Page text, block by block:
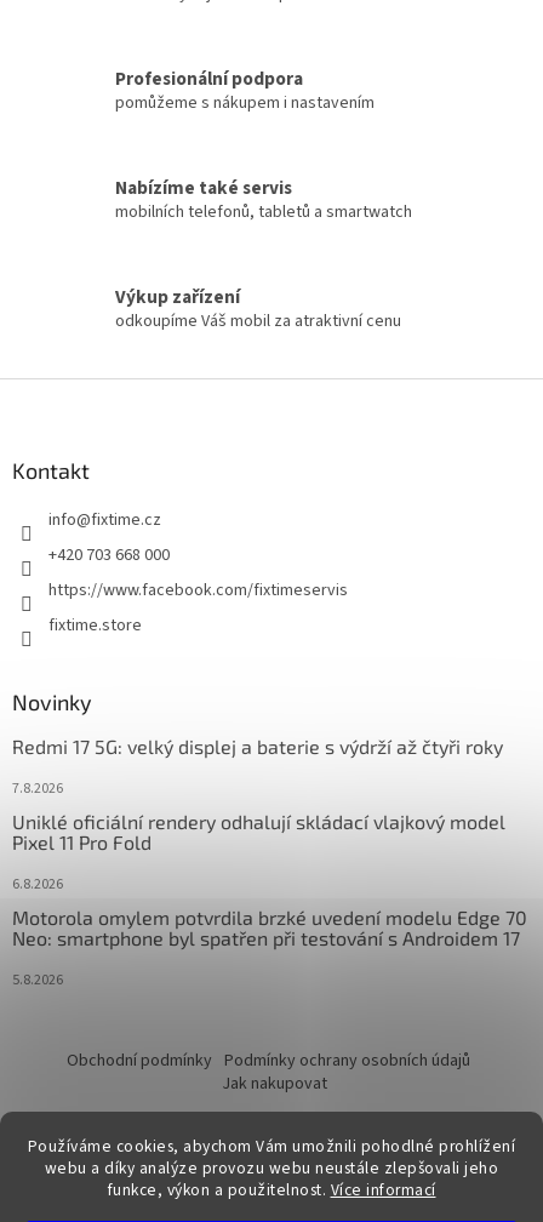
Používáme cookies, abychom Vám umožnili pohodlné prohlížení
webu a díky analýze provozu webu neustále zlepšovali jeho
funkce, výkon a použitelnost. Více informací
Profesionální podpora
pomůžeme s nákupem i nastavením
Nabízíme také servis
mobilních telefonů, tabletů a smartwatch
Výkup zařízení
odkoupíme Váš mobil za atraktivní cenu
Kontakt
info@fixtime.cz
+420 703 668 000
https://www.facebook.com/fixtimeservis
fixtime.store
Novinky
Redmi 17 5G: velký displej a baterie s výdrží až čtyři roky
7.8.2026
Uniklé oficiální rendery odhalují skládací vlajkový model
Pixel 11 Pro Fold
6.8.2026
Motorola omylem potvrdila brzké uvedení modelu Edge 70
Neo: smartphone byl spatřen při testování s Androidem 17
5.8.2026
Obchodní podmínky Podmínky ochrany osobních údajů
Jak nakupovat
Vytvořil Shoptet